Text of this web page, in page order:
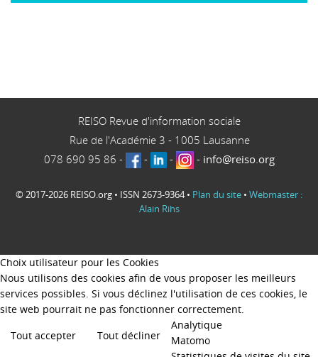
REISO Revue d'information sociale
Rue de l'Académie 3 - 1005 Lausanne
078 690 95 86 - - - - info@reiso.org
© 2017-2026 REISO.org • ISSN 2673-9364 • Plan du site • Webmaster :
Alain Rihs
Choix utilisateur pour les Cookies
Nous utilisons des cookies afin de vous proposer les meilleurs
services possibles. Si vous déclinez l'utilisation de ces cookies, le
site web pourrait ne pas fonctionner correctement.
Tout accepter
Tout décliner
Analytique
Matomo